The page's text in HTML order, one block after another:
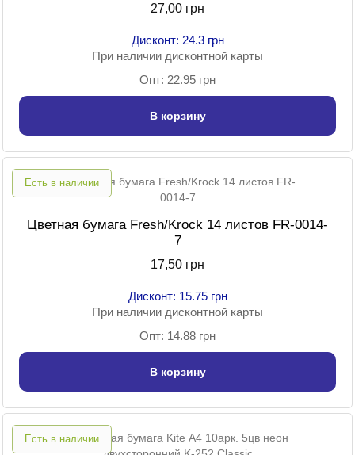
27,00 грн
Дисконт: 24.3 грн
При наличии дисконтной карты
Опт: 22.95 грн
В корзину
Есть в наличии
Цветная бумага Fresh/Krock 14 листов FR-0014-
7
17,50 грн
Дисконт: 15.75 грн
При наличии дисконтной карты
Опт: 14.88 грн
В корзину
Есть в наличии